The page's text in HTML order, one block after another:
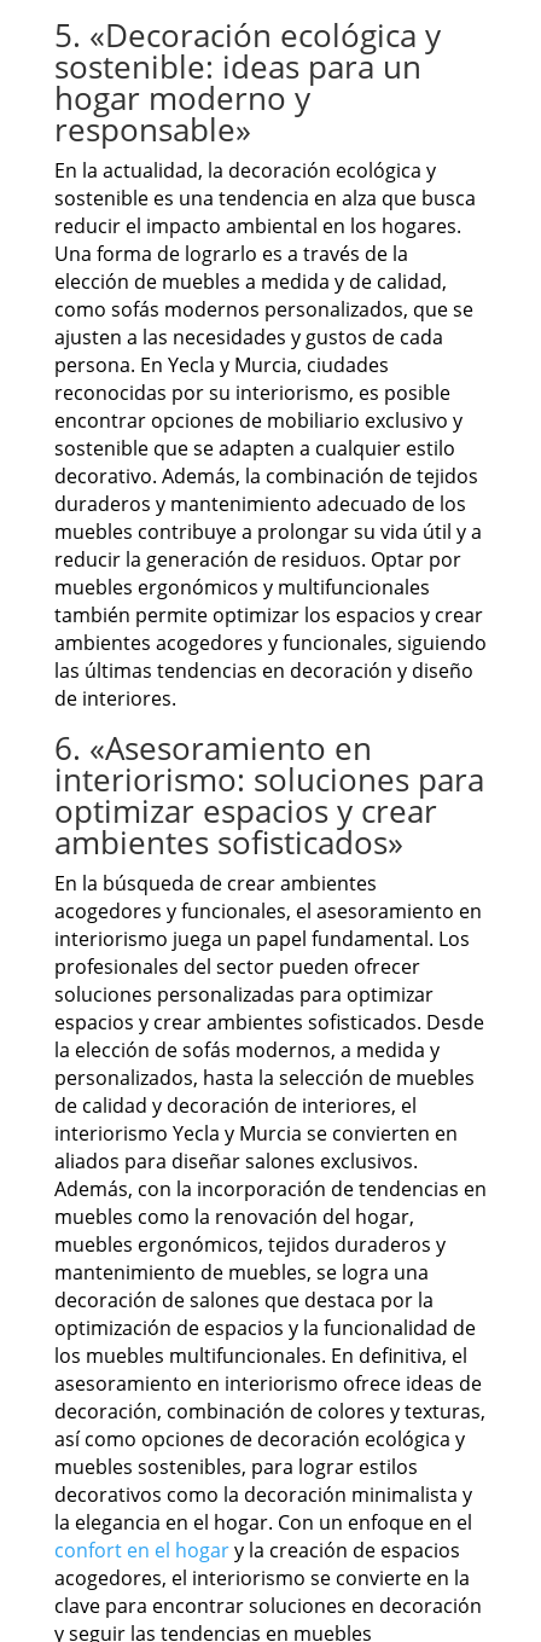
5. «Decoración ecológica y
sostenible: ideas para un
hogar moderno y
responsable»
En la actualidad, la decoración ecológica y
sostenible es una tendencia en alza que busca
reducir el impacto ambiental en los hogares.
Una forma de lograrlo es a través de la
elección de muebles a medida y de calidad,
como sofás modernos personalizados, que se
ajusten a las necesidades y gustos de cada
persona. En Yecla y Murcia, ciudades
reconocidas por su interiorismo, es posible
encontrar opciones de mobiliario exclusivo y
sostenible que se adapten a cualquier estilo
decorativo. Además, la combinación de tejidos
duraderos y mantenimiento adecuado de los
muebles contribuye a prolongar su vida útil y a
reducir la generación de residuos. Optar por
muebles ergonómicos y multifuncionales
también permite optimizar los espacios y crear
ambientes acogedores y funcionales, siguiendo
las últimas tendencias en decoración y diseño
de interiores.
6. «Asesoramiento en
interiorismo: soluciones para
optimizar espacios y crear
ambientes sofisticados»
En la búsqueda de crear ambientes
acogedores y funcionales, el asesoramiento en
interiorismo juega un papel fundamental. Los
profesionales del sector pueden ofrecer
soluciones personalizadas para optimizar
espacios y crear ambientes sofisticados. Desde
la elección de sofás modernos, a medida y
personalizados, hasta la selección de muebles
de calidad y decoración de interiores, el
interiorismo Yecla y Murcia se convierten en
aliados para diseñar salones exclusivos.
Además, con la incorporación de tendencias en
muebles como la renovación del hogar,
muebles ergonómicos, tejidos duraderos y
mantenimiento de muebles, se logra una
decoración de salones que destaca por la
optimización de espacios y la funcionalidad de
los muebles multifuncionales. En definitiva, el
asesoramiento en interiorismo ofrece ideas de
decoración, combinación de colores y texturas,
así como opciones de decoración ecológica y
muebles sostenibles, para lograr estilos
decorativos como la decoración minimalista y
la elegancia en el hogar. Con un enfoque en el
confort en el hogary la creación de espacios
acogedores, el interiorismo se convierte en la
clave para encontrar soluciones en decoración
y seguir las tendencias en muebles